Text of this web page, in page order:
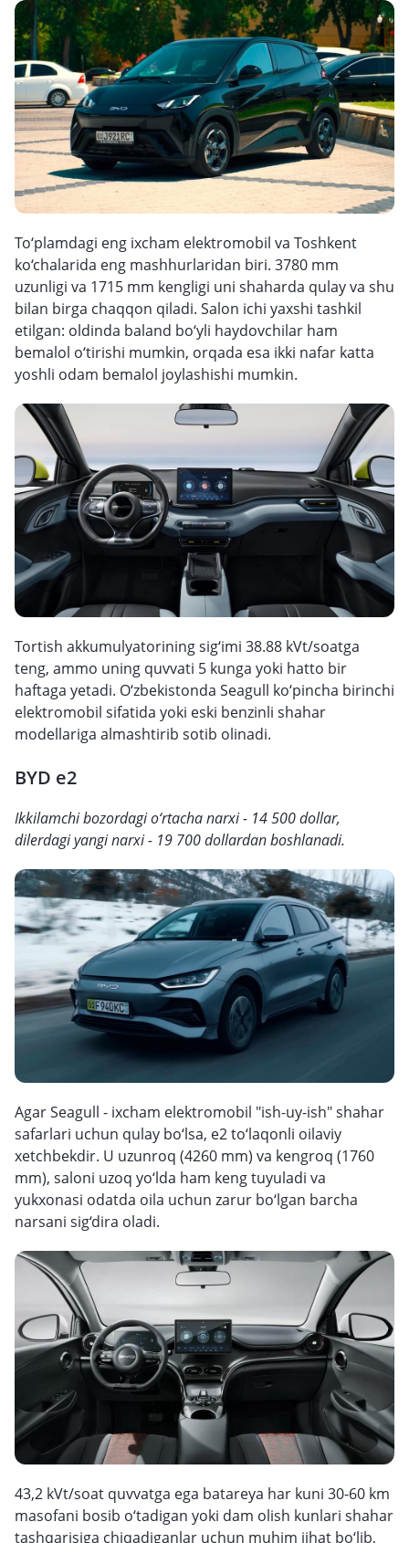
To‘plamdagi eng ixcham elektromobil va Toshkent
ko‘chalarida eng mashhurlaridan biri. 3780 mm
uzunligi va 1715 mm kengligi uni shaharda qulay va shu
bilan birga chaqqon qiladi. Salon ichi yaxshi tashkil
etilgan: oldinda baland bo‘yli haydovchilar ham
bemalol o‘tirishi mumkin, orqada esa ikki nafar katta
yoshli odam bemalol joylashishi mumkin.
Tortish akkumulyatorining sig‘imi 38.88 kVt/soatga
teng, ammo uning quvvati 5 kunga yoki hatto bir
haftaga yetadi. O‘zbekistonda Seagull ko‘pincha birinchi
elektromobil sifatida yoki eski benzinli shahar
modellariga almashtirib sotib olinadi.
BYD e2
Ikkilamchi bozordagi o‘rtacha narxi - 14 500 dollar,
dilerdagi yangi narxi - 19 700 dollardan boshlanadi.
Agar Seagull - ixcham elektromobil "ish-uy-ish" shahar
safarlari uchun qulay bo‘lsa, e2 to‘laqonli oilaviy
xetchbekdir. U uzunroq (4260 mm) va kengroq (1760
mm), saloni uzoq yo‘lda ham keng tuyuladi va
yukxonasi odatda oila uchun zarur bo‘lgan barcha
narsani sig‘dira oladi.
43,2 kVt/soat quvvatga ega batareya har kuni 30-60 km
masofani bosib o‘tadigan yoki dam olish kunlari shahar
tashqarisiga chiqadiganlar uchun muhim jihat bo‘lib,